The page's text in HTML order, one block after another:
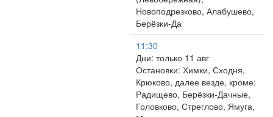
Новоподрезково, Алабушево,
Берёзки-Да
11:30
Дни: только 11 авг
Остановки: Химки, Сходня,
Крюково, далее везде, кроме:
Радищево, Берёзки-Дачные,
Головково, Стреглово, Ямуга,